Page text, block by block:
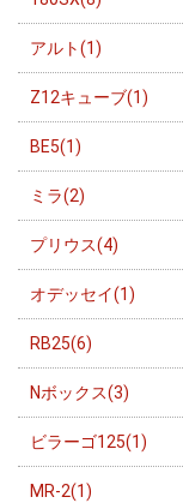
アルト(1)
Z12キューブ(1)
BE5(1)
ミラ(2)
プリウス(4)
オデッセイ(1)
RB25(6)
Nボックス(3)
ビラーゴ125(1)
MR-2(1)